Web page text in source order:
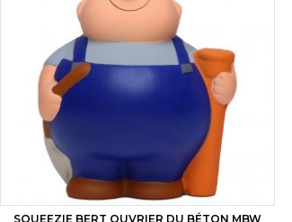
SQUEEZIE BERT OUVRIER DU BÉTON MBW